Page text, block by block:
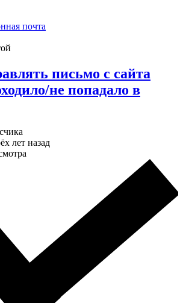
почта
письмо с сайта
не попадало в
лет назад